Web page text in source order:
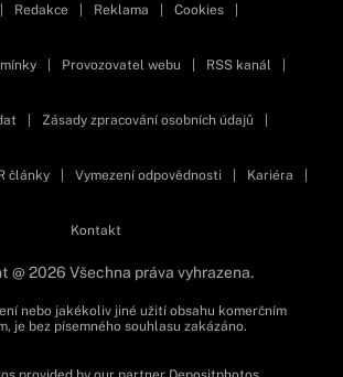
Redakce Reklama Cookies
Provozovatel webu RSS kanál
Zásady zpracování osobních údajů
články Vymezení odpovědnosti Kariéra
Kontakt
@ 2026 Všechna práva vyhrazena.
nebo jakékoliv jiné užití obsahu komerčním
je bez písemného souhlasu zakázáno.